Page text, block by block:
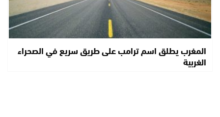
المغرب يطلق اسم ترامب على طريق سريع في الصحراء
الغربية